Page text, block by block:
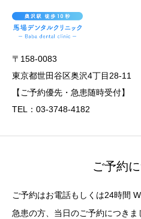
〒158-0083
東京都世田谷区奥沢4丁目28-11
【ご予約優先・急患随時受付】
TEL：03-3748-4182
ご予約
ご予約はお電話もしくは24時間
急患の方、当日のご予約につき